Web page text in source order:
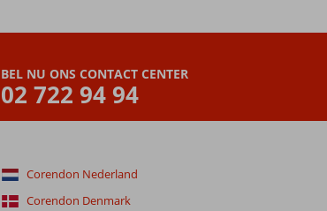
BEL NU ONS CONTACT CENTER
02 722 94 94
Corendon Nederland
Corendon Denmark